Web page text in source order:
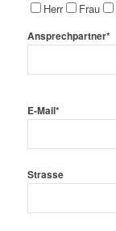
Herr
Frau
Ansprechpartner*
lasse
leer.
E-Mail*
Strasse